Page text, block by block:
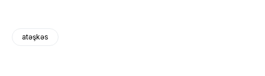
atəşkəs